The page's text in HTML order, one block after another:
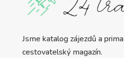
Jsme katalog zájezdů a
cestovatelský magazín.